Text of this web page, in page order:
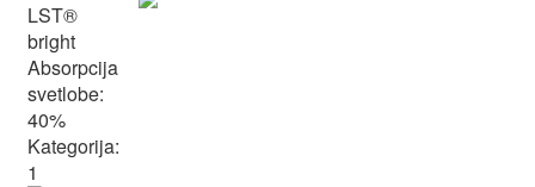
LST®
bright
Absorpcija
svetlobe:
40%
Kategorija:
1